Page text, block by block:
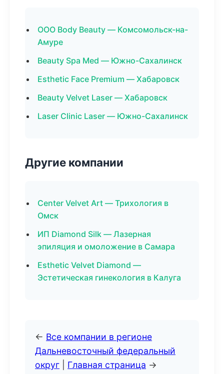
ООО Body Beauty — Комсомольск-на-
Амуре
Beauty Spa Med — Южно-Сахалинск
Esthetic Face Premium — Хабаровск
Beauty Velvet Laser — Хабаровск
Laser Clinic Laser — Южно-Сахалинск
Другие компании
Center Velvet Art — Трихология в
Омск
ИП Diamond Silk — Лазерная
эпиляция и омоложение в Самара
Esthetic Velvet Diamond —
Эстетическая гинекология в Калуга
← Все компании в регионе
Дальневосточный федеральный
округ
Главная страница →